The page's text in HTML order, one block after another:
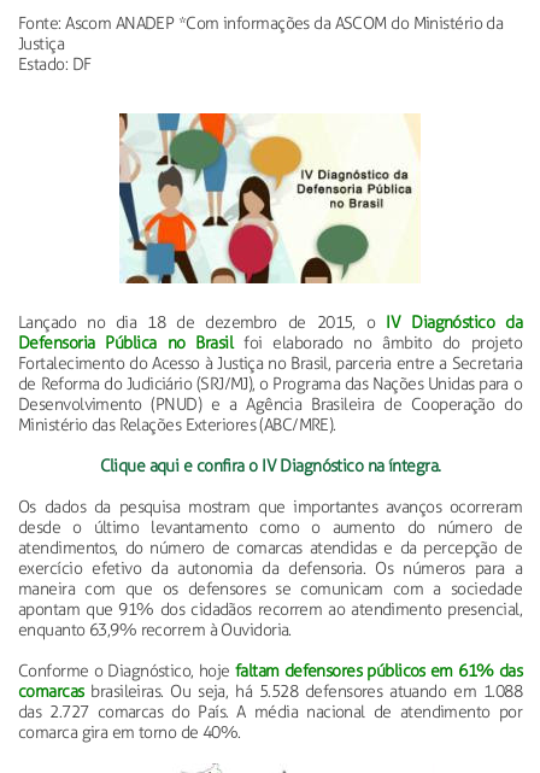
Fonte: Ascom ANADEP *Com informações da ASCOM do Ministério da
Justiça
Estado: DF
Lançado no dia 18 de dezembro de 2015, o IV Diagnóstico da
Defensoria Pública no Brasilfoi elaborado no âmbito do projeto
Fortalecimento do Acesso à Justiça no Brasil, parceria entre a Secretaria
de Reforma do Judiciário (SRJ/MJ), o Programa das Nações Unidas para o
Desenvolvimento (PNUD) e a Agência Brasileira de Cooperação do
Ministério das Relações Exteriores (ABC/MRE).
Clique aqui e confira o IV Diagnóstico na íntegra.
Os dados da pesquisa mostram que importantes avanços ocorreram
desde o último levantamento como o aumento do número de
atendimentos, do número de comarcas atendidas e da percepção de
exercício efetivo da autonomia da defensoria. Os números para a
maneira com que os defensores se comunicam com a sociedade
apontam que 91% dos cidadãos recorrem ao atendimento presencial,
enquanto 63,9% recorrem à Ouvidoria.
Conforme o Diagnóstico, hoje faltam defensores públicos em 61% das
comarcas brasileiras. Ou seja, há 5.528 defensores atuando em 1.088
das 2.727 comarcas do País. A média nacional de atendimento por
comarca gira em torno de 40%.